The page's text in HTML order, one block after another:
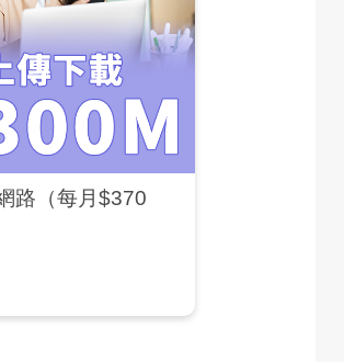
路（每月$370